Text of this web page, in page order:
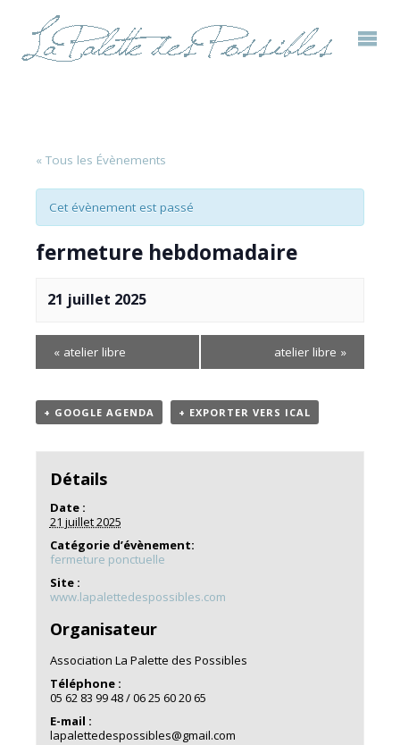
« Tous les Évènements
Cet évènement est passé
fermeture hebdomadaire
21 juillet 2025
« atelier libre atelier libre »
+ GOOGLE AGENDA + EXPORTER VERS ICAL
Détails
Date :
21 juillet 2025
Catégorie d’évènement:
fermeture ponctuelle
Site :
www.lapalettedespossibles.com
Organisateur
Association La Palette des Possibles
Téléphone :
05 62 83 99 48 / 06 25 60 20 65
E-mail :
lapalettedespossibles@gmail.com